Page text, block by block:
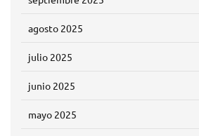
agosto 2025
julio 2025
junio 2025
mayo 2025